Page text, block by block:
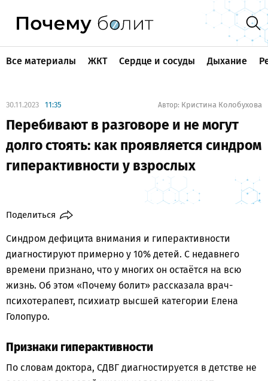
Все материалы ЖКТ Сердце и сосуды Дыхание
30.11.2023 11:35 Автор: Кристина Колобухова
Перебивают в разговоре и не могут
долго стоять: как проявляется синдром
гиперактивности у взрослых
Поделиться
Синдром дефицита внимания и гиперактивности
диагностируют примерно у 10% детей. С недавнего
времени признано, что у многих он остаётся на всю
жизнь. Об этом «Почему болит» рассказала врач-
психотерапевт, психиатр высшей категории Елена
Голопуро.
Признаки гиперактивности
По словам доктора, СДВГ диагностируется в детстве не